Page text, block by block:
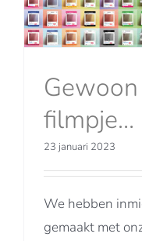
filmpje…
23 januari 2023
We hebben
gemaakt met